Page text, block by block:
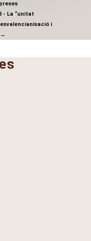
- La “unitat
i
→